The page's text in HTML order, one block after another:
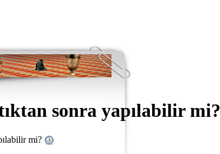
sonra yapılabilir mi?
mi?